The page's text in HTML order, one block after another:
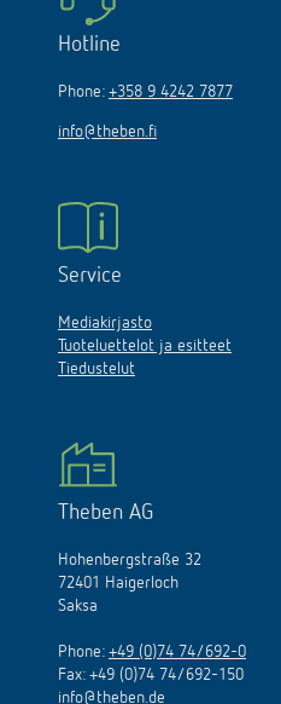
Hotline
Phone: +358 9 4242 7877
info@theben.fi
Service
Mediakirjasto
Tuoteluettelot ja esitteet
Tiedustelut
Theben AG
Hohenbergstraße 32
72401 Haigerloch
Saksa
Phone: +49 (0)74 74/692-0
Fax: +49 (0)74 74/692-150
info@theben.de